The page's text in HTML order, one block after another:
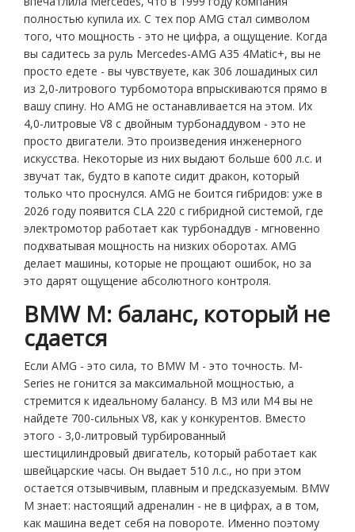
полностью купила их. С тех пор AMG стал символом
того, что мощность - это не цифра, а ощущение. Когда
вы садитесь за руль Mercedes-AMG A35 4Matic+, вы не
просто едете - вы чувствуете, как 306 лошадиных сил
из 2,0-литрового турбомотора впрыскиваются прямо в
вашу спину. Но AMG не останавливается на этом. Их
4,0-литровые V8 с двойным турбонаддувом - это не
просто двигатели. Это произведения инженерного
искусства. Некоторые из них выдают больше 600 л.с. и
звучат так, будто в капоте сидит дракон, который
только что проснулся. AMG не боится гибридов: уже в
2026 году появится CLA 220 с гибридной системой, где
электромотор работает как турбонаддув - мгновенно
подхватывая мощность на низких оборотах. AMG
делает машины, которые не прощают ошибок, но за
это дарят ощущение абсолютного контроля.
BMW M: баланс, который не
сдается
Если AMG - это сила, то BMW M - это точность. M-
Series не гонится за максимальной мощностью, а
стремится к идеальному балансу. В M3 или M4 вы не
найдете 700-сильных V8, как у конкурентов. Вместо
этого - 3,0-литровый турбированный
шестицилиндровый двигатель, который работает как
швейцарские часы. Он выдает 510 л.с., но при этом
остается отзывчивым, плавным и предсказуемым. BMW
M знает: настоящий адреналин - не в цифрах, а в том,
как машина ведет себя на повороте. Именно поэтому